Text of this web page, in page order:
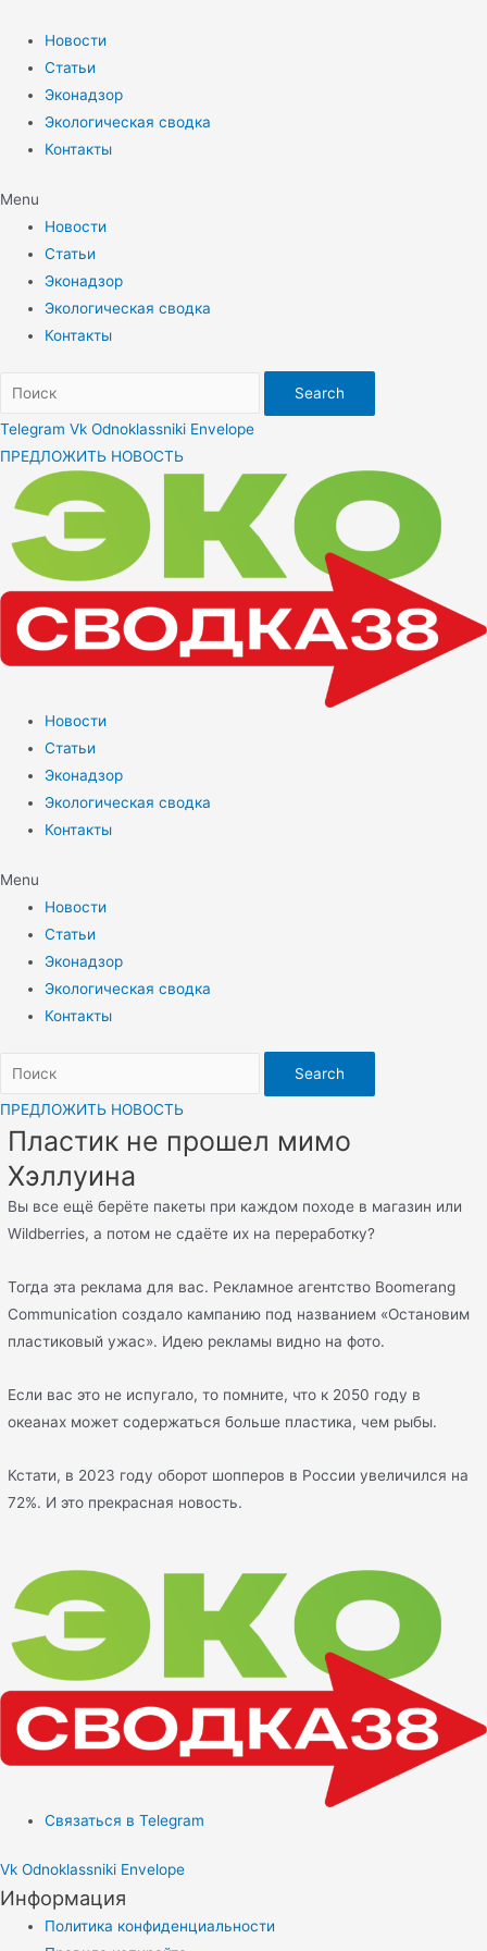
содержимому
Новости
Статьи
Эконадзор
Экологическая сводка
Контакты
Menu
Новости
Статьи
Эконадзор
Экологическая сводка
Контакты
Search
Telegram Vk Odnoklassniki Envelope
ПРЕДЛОЖИТЬ НОВОСТЬ
Новости
Статьи
Эконадзор
Экологическая сводка
Контакты
Menu
Новости
Статьи
Эконадзор
Экологическая сводка
Контакты
Search
ПРЕДЛОЖИТЬ НОВОСТЬ
Пластик не прошел мимо
Хэллуина
Вы все ещё берёте пакеты при каждом походе в магазин или
Wildberries, а потом не сдаёте их на переработку?
Тогда эта реклама для вас. Рекламное агентство Boomerang
Communication создало кампанию под названием «Остановим
пластиковый ужас». Идею рекламы видно на фото.
Если вас это не испугало, то помните, что к 2050 году в
океанах может содержаться больше пластика, чем рыбы.
Кстати, в 2023 году оборот шопперов в России увеличился на
72%. И это прекрасная новость.
Связаться в Telegram
Vk Odnoklassniki Envelope
Информация
Политика конфиденциальности